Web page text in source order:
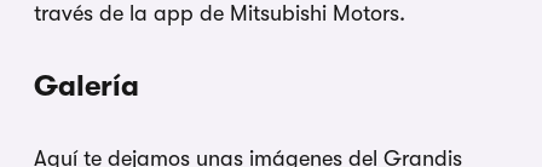
través de la app de Mitsubishi Motors.
Galería
Aquí te dejamos unas imágenes del Grandis